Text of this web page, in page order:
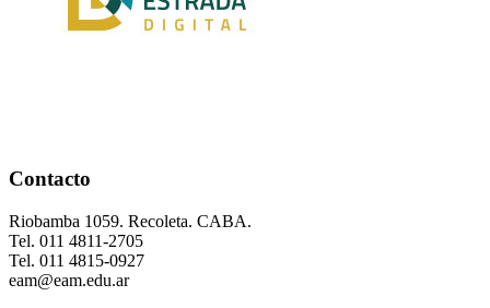
Contacto
Riobamba 1059. Recoleta. CABA.
Tel. 011 4811-2705
Tel. 011 4815-0927
eam@eam.edu.ar